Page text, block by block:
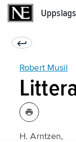
Robert Musil
H. Arntzen,